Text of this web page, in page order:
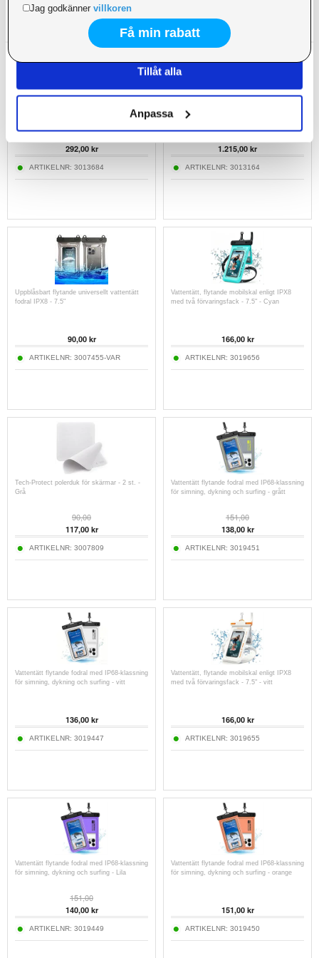
Dessa kan i sin tur kombinera informationen med annan
information som du har tillhandahållit eller som de har
samlat in när du har använt deras tjänster.
Tillåt alla
Anpassa
292,00kr
ARTIKELNR: 3013684
vattentätt mobilskal - 40m, IPX8 - Svart
1.215,00 kr
ARTIKELNR: 3013164
Uppblåsbart flytande universellt vattentätt
fodral IPX8 - 7.5"
90,00kr
ARTIKELNR: 3007455-VAR
Vattentätt, flytande mobilskal enligt IPX8
med två förvaringsfack - 7.5" - Cyan
166,00kr
ARTIKELNR: 3019656
Tech-Protect polerduk för skärmar - 2 st. -
Grå
90,00
117,00kr
ARTIKELNR: 3007809
Vattentätt flytande fodral med IP68-klassning
för simning, dykning och surfing - grått
151,00
138,00kr
ARTIKELNR: 3019451
Vattentätt flytande fodral med IP68-klassning
för simning, dykning och surfing - vitt
136,00kr
ARTIKELNR: 3019447
Vattentätt, flytande mobilskal enligt IPX8
med två förvaringsfack - 7.5" - vitt
166,00kr
ARTIKELNR: 3019655
Vattentätt flytande fodral med IP68-klassning
för simning, dykning och surfing - Lila
151,00
140,00kr
ARTIKELNR: 3019449
Vattentätt flytande fodral med IP68-klassning
för simning, dykning och surfing - orange
151,00kr
ARTIKELNR: 3019450